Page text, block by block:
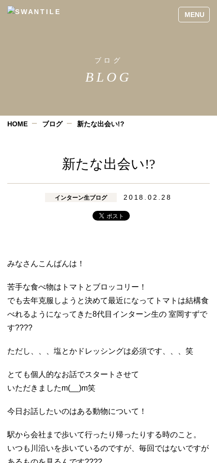
ブログ
BLOG
HOME ブログ 新たな出会い!?
新たな出会い!?
インターン生ブログ 2018.02.28
みなさんこんばんは！
苦手な食べ物はトマトとブロッコリー！
でも去年克服しようと決めて最近になってトマトは結構食
べれるようになってきた8代目インターン生の 室岡すずで
す????
ただし、、、塩とかドレッシングは必須です、、、笑
とても個人的なお話でスタートさせて
いただきましたm(__)m笑
今日お話したいのはある動物について！
駅から会社まで歩いて行ったり帰ったりする時のこと。
いつも川沿いを歩いているのですが、毎回ではないですが